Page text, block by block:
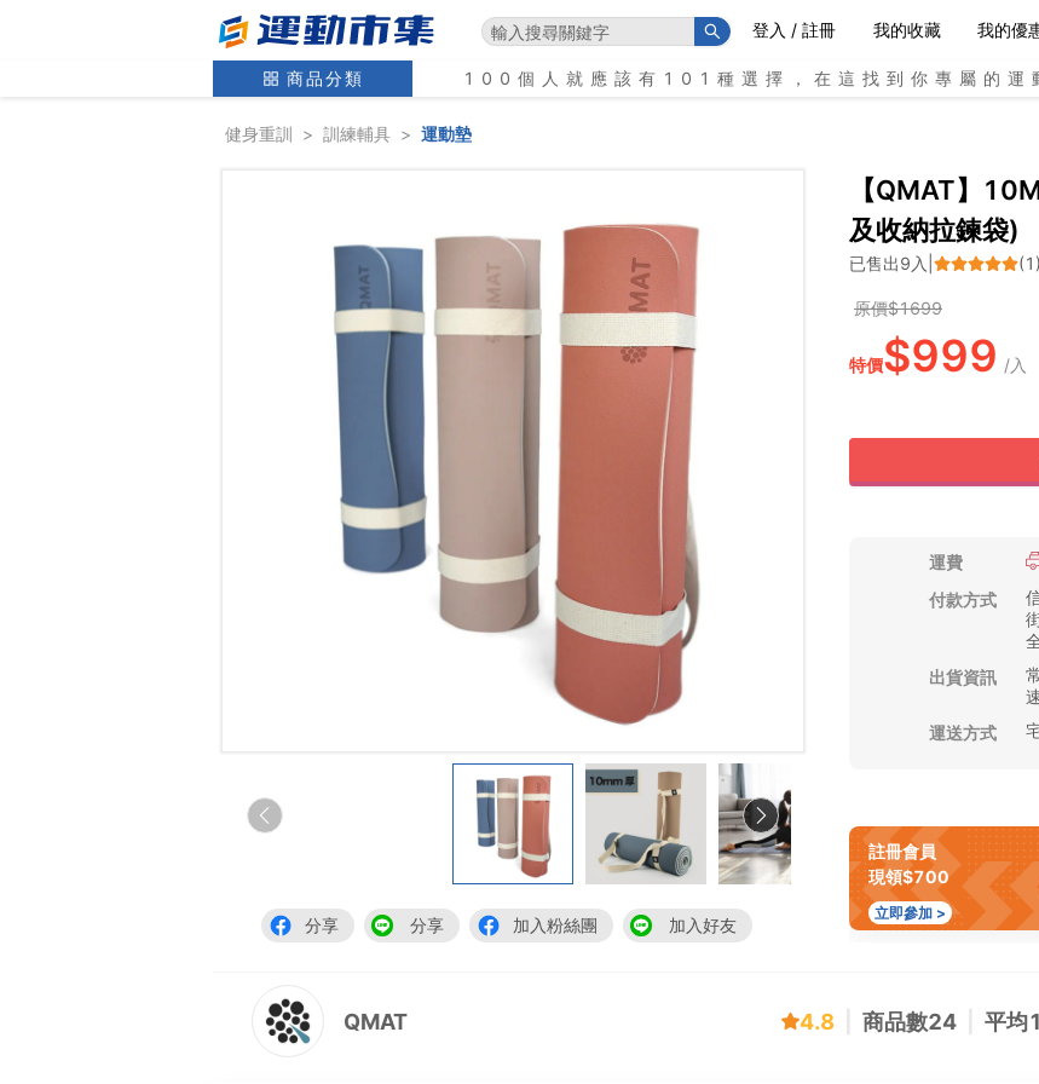
登入 / 註冊 我的收藏 我的優
商品分類 100個人就應該有101種選擇，在這找到你專屬的運
健身重訓 > 訓練輔具 > 運動墊
分享 分享 加入粉絲團 加入好友
【QMAT】
及收納拉鍊袋)
已售出9 入 (1 )
原價$1699
特價$999 /入
運費
付款方式
出貨資訊
運送方式
註冊會員
現領$700
立即參加 >
QMAT 4.8 商品數24 平均